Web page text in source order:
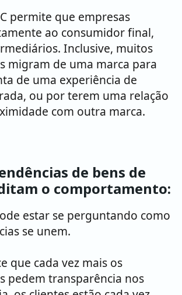
permite que empresas
ao consumidor final,
Inclusive, muitos
migram de uma marca para
de uma experiência de
ou por terem uma relação
com outra marca.
de bens de
o comportamento:
estar se perguntando como
se unem.
que cada vez mais os
pedem transparência nos